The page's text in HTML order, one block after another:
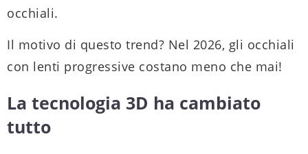
occhiali.
Il motivo di questo trend? Nel 2026, gli occhiali
con lenti progressive costano meno che mai!
La tecnologia 3D ha cambiato
tutto